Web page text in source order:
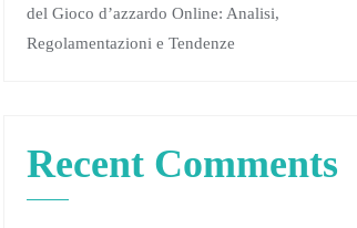
del Gioco d’azzardo Online: Analisi,
Regolamentazioni e Tendenze
Recent Comments